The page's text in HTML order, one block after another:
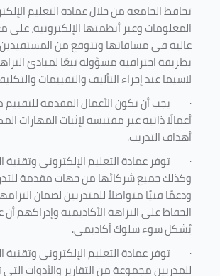
تحافظ الجامعة من خلال عمادة التعليم
المعلومات وعبر أنظمتها الإلكترونية، على
عالية في مساقاتها وتتوقع من
بطريقة احترافية مسؤولة تبعًا لمبادئ
لاسيما عند إجراء التأليف والتقييمات
· يجب أن تكون الأعمال المقدمة
أعمالًا ذاتية غير مقتبسة لإثبات المهارات
أهداف التدريب.
· توفر عمادة التعليم الإلكتروني
وكذلك جميع شركائها من جهات مقدمة
ودعمًا فنيًا متواصلاً للمتدربين لضمان
الحفاظ على النزاهة الأكاديمية وإدراكهم أن
يُشكل سوء سلوك أكاديمي.
· توفر عمادة التعليم الإلكتروني
للمدربين مجموعة من التقارير والأدوات